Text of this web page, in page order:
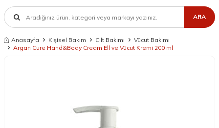
ARA
Anasayfa Kişisel Bakım Cilt Bakımı
Vücut Bakımı
Argan Cure Hand&Body Cream Ell ve Vücut Kremi 200 ml